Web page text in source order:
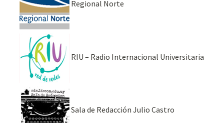
Regional Norte
RIU – Radio Internacional Universitaria
Sala de Redacción Julio Castro